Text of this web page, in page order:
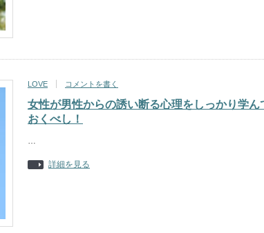
LOVE コメントを書く
女性が男性からの誘い断る心理をしっかり学ん
おくべし！
…
詳細を見る